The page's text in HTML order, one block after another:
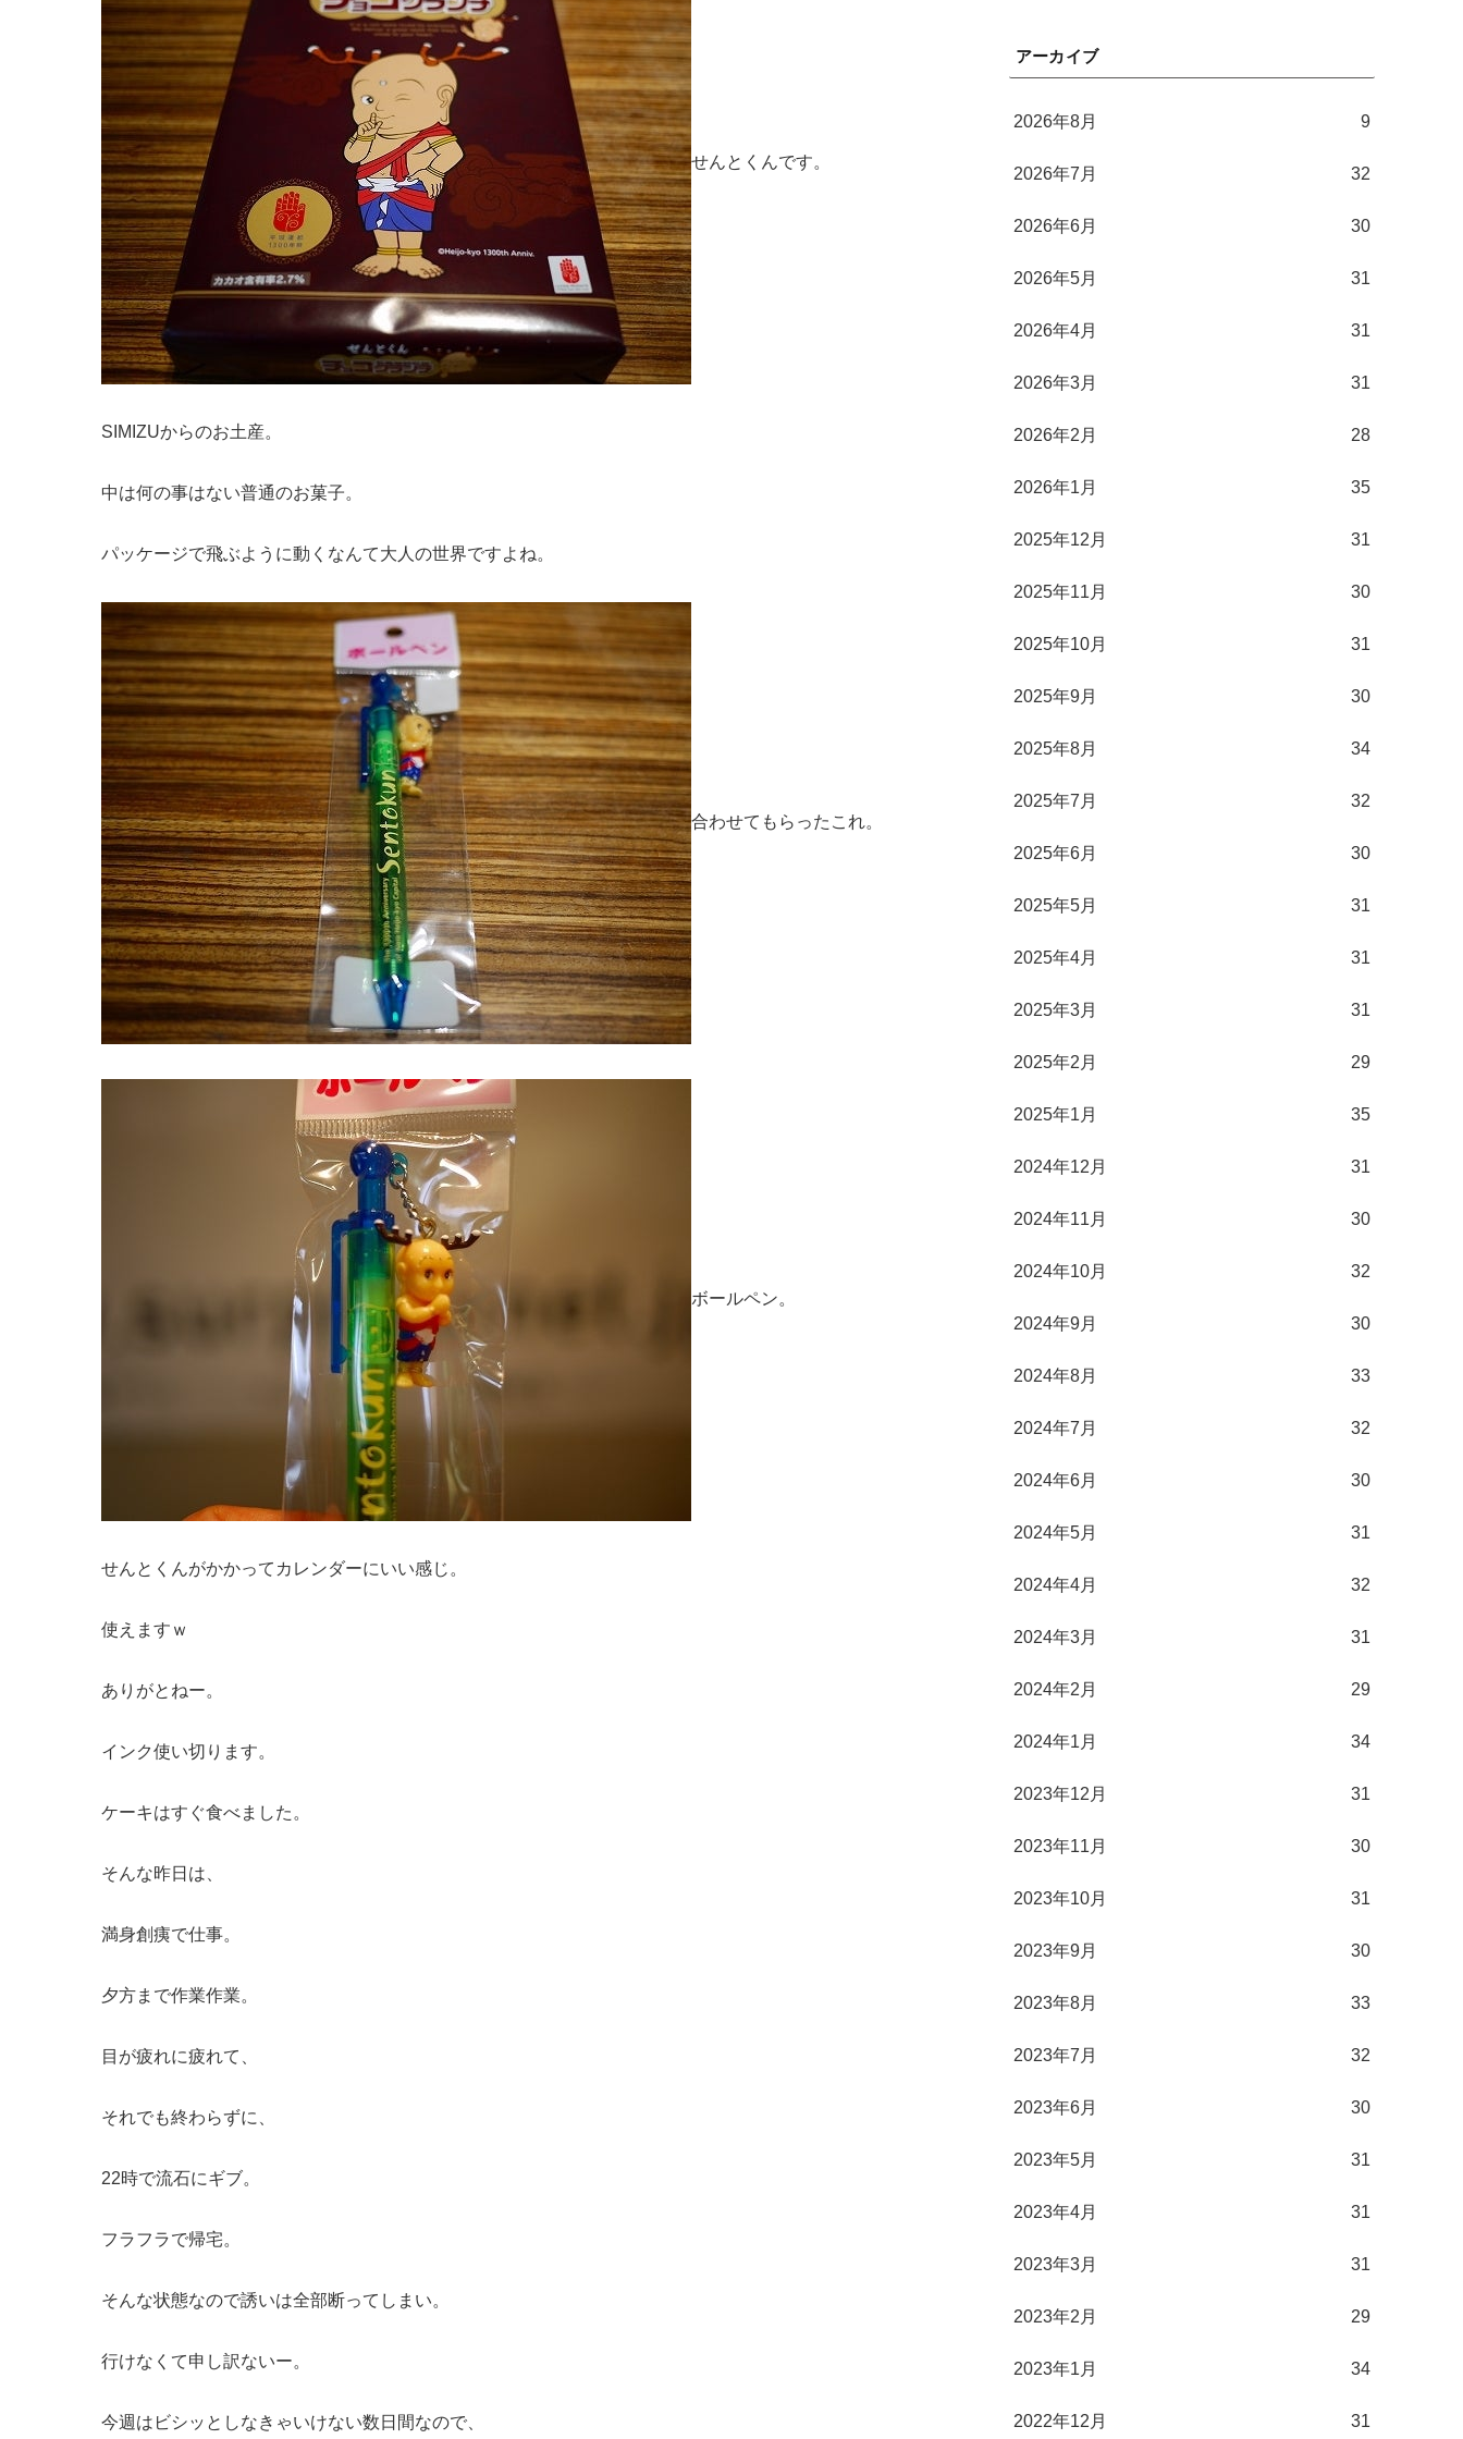
せんとくんです。
SIMIZUからのお土産。
中は何の事はない普通のお菓子。
パッケージで飛ぶように動くなんて大人の世界ですよね。
合わせてもらったこれ。
ボールペン。
せんとくんがかかってカレンダーにいい感じ。
使えますｗ
ありがとねー。
インク使い切ります。
ケーキはすぐ食べました。
そんな昨日は、
満身創痍で仕事。
夕方まで作業作業。
目が疲れに疲れて、
それでも終わらずに、
22時で流石にギブ。
フラフラで帰宅。
そんな状態なので誘いは全部断ってしまい。
行けなくて申し訳ないー。
今週はビシッとしなきゃいけない数日間なので、
アーカイブ
2026年8月 9
2026年7月 32
2026年6月 30
2026年5月 31
2026年4月 31
2026年3月 31
2026年2月 28
2026年1月 35
2025年12月 31
2025年11月 30
2025年10月 31
2025年9月 30
2025年8月 34
2025年7月 32
2025年6月 30
2025年5月 31
2025年4月 31
2025年3月 31
2025年2月 29
2025年1月 35
2024年12月 31
2024年11月 30
2024年10月 32
2024年9月 30
2024年8月 33
2024年7月 32
2024年6月 30
2024年5月 31
2024年4月 32
2024年3月 31
2024年2月 29
2024年1月 34
2023年12月 31
2023年11月 30
2023年10月 31
2023年9月 30
2023年8月 33
2023年7月 32
2023年6月 30
2023年5月 31
2023年4月 31
2023年3月 31
2023年2月 29
2023年1月 34
2022年12月 31